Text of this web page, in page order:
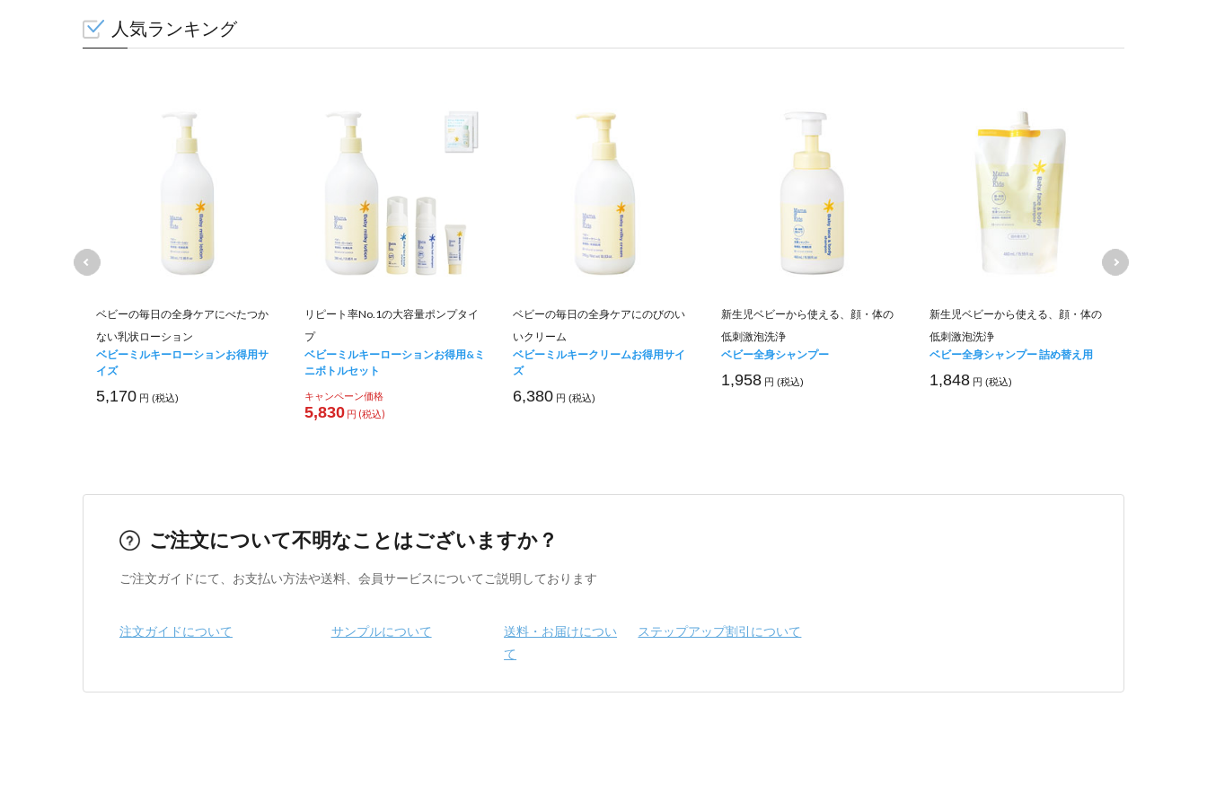
人気ランキング
ベビーの毎日の全身ケアにべたつか
ない乳状ローション
ベビーミルキーローションお得用サ
イズ
5,170 円 (税込)
リピート率No.1の大容量ポンプタイ
プ
ベビーミルキーローションお得用&ミ
ニボトルセット
キャンペーン価格
5,830 円 (税込)
ベビーの毎日の全身ケアにのびのい
いクリーム
ベビーミルキークリームお得用サイ
ズ
6,380 円 (税込)
新生児ベビーから使える、顔・体の
低刺激泡洗浄
ベビー全身シャンプー
1,958 円 (税込)
新生児ベビーから使える、顔・体の
低刺激泡洗浄
ベビー全身シャンプー 詰め替え用
1,848 円 (税込)
ご注文について不明なことはございますか？
ご注文ガイドにて、お支払い方法や送料、会員サービスについてご説明しております
注文ガイドについて サンプルについて
送料・お届けについ
て
ステップアップ割引について